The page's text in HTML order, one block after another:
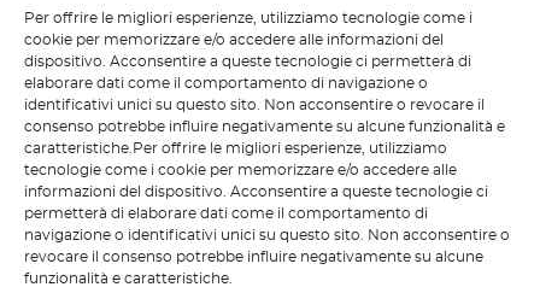
Per offrire le migliori esperienze, utilizziamo tecnologie come i
cookie per memorizzare e/o accedere alle informazioni del
dispositivo. Acconsentire a queste tecnologie ci permetterà di
elaborare dati come il comportamento di navigazione o
identificativi unici su questo sito. Non acconsentire o revocare il
consenso potrebbe influire negativamente su alcune funzionalità e
caratteristiche.Per offrire le migliori esperienze, utilizziamo
tecnologie come i cookie per memorizzare e/o accedere alle
informazioni del dispositivo. Acconsentire a queste tecnologie ci
permetterà di elaborare dati come il comportamento di
navigazione o identificativi unici su questo sito. Non acconsentire o
revocare il consenso potrebbe influire negativamente su alcune
funzionalità e caratteristiche.
praticità e velocità. Nato dalla collaborazione tra Audi e
Porsche negli anni ’90, l’RS2 ha rapidamente acquisito lo
status di icona grazie alla sua impressionante potenza e al
suo design unico. Oggi rimane una delle auto preferite
dagli appassionati di auto d’epoca, che ne apprezzano
l’eredità e la progettazione. Su OctoClassic, comprendiamo
la passione che anima i proprietari di Audi RS2. Il nostro
impegno è offrire ricambi e accessori di alta qualità per
aiutarti a mantenere e restaurare questa straordinaria auto.
Possedere un classico come l’RS2 significa preservare un